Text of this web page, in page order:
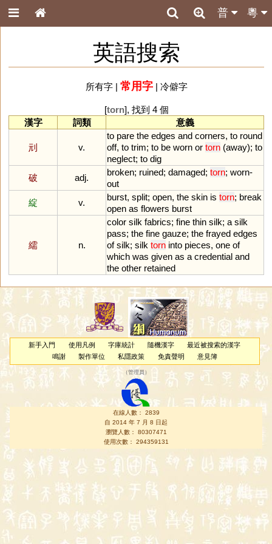
粵
普
英語搜索
所有字| 常用字| 冷僻字
[torn], 找到 4 個
漢字
詞類 意義
刓 v.
to pare the edges and corners, to round
off, to trim; to be worn or torn (away); to
neglect; to dig
破
adj.
broken; ruined; damaged; torn; worn-
out
綻
v.
burst, split; open, the skin is torn; break
open as flowers burst
繻 n.
color silk fabrics; fine thin silk; a silk
pass; the fine gauze; the frayed edges
of silk; silk torn into pieces, one of
which was given as a credential and
the other retained
新手入門 使用凡例 字庫統計 隨機漢字
最近被搜索的漢字
鳴謝
製作單位 私隱政策 免責聲明 意見簿
（管理員 ）
在線人數： 2839
自 2014 年 7 月 8 日起
瀏覽人數： 80307471
使用次數： 294359131